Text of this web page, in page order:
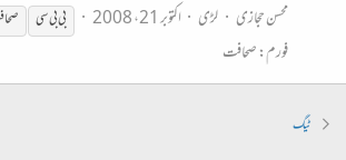
محسن حجازی
لڑی اکتوبر 21، 2008 بی بی سی
فورم:صحافت
ٹیگ